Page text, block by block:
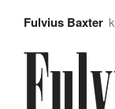
Fulvius Baxter